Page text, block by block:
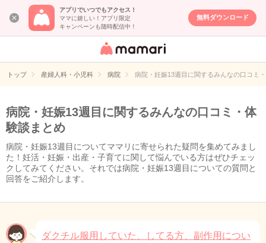
アプリでいつでもアクセス！
ママに嬉しい！アプリ限定
キャンペーンも随時配信中！
無料ダウンロード
女性専用匿名QA
イト
トップ 産婦人科・小児科 病院 病院・妊娠13週目に関するみんなの口コミ
病院・妊娠13週目に関するみんなの口コミ・体
験談まとめ
病院・妊娠13週目についてママリに寄せられた疑問を集めてみまし
た！妊活・妊娠・出産・子育てに関して悩んでいる方はぜひチェッ
クしてみてください。それでは病院・妊娠13週目についての質問と
回答をご紹介します。
ダクチル服用していた、してる方、副作用につい